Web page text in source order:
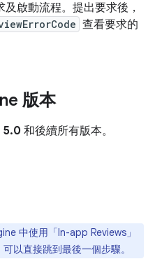
及啟動流程。提出要求後，
查看要求的
版本
5.0 和後續所有版本。
中使用「In-app Reviews」
以直接跳到最後一個步驟。